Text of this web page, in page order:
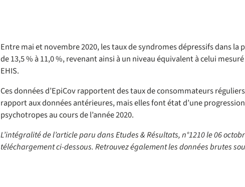
Entre mai et novembre 2020, les taux de syndromes dépressifs dans la
de 13,5 % à 11,0 %, revenant ainsi à un niveau équivalent à celui
EHIS.
Ces données d’EpiCov rapportent des taux de consommateurs
rapport aux données antérieures, mais elles font état d’une
psychotropes au cours de l’année 2020.
L’intégralité de l’article paru dans Etudes & Résultats, n°1210 le 06
téléchargement ci-dessous. Retrouvez également les données brutes